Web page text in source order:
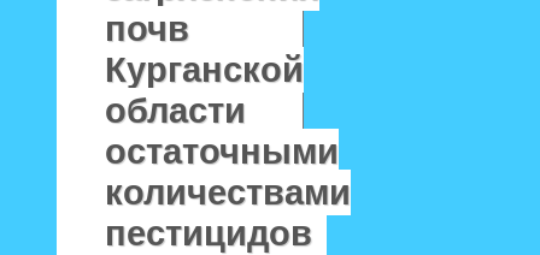
почв
Курганской
области
остаточными
количествами
пестицидов